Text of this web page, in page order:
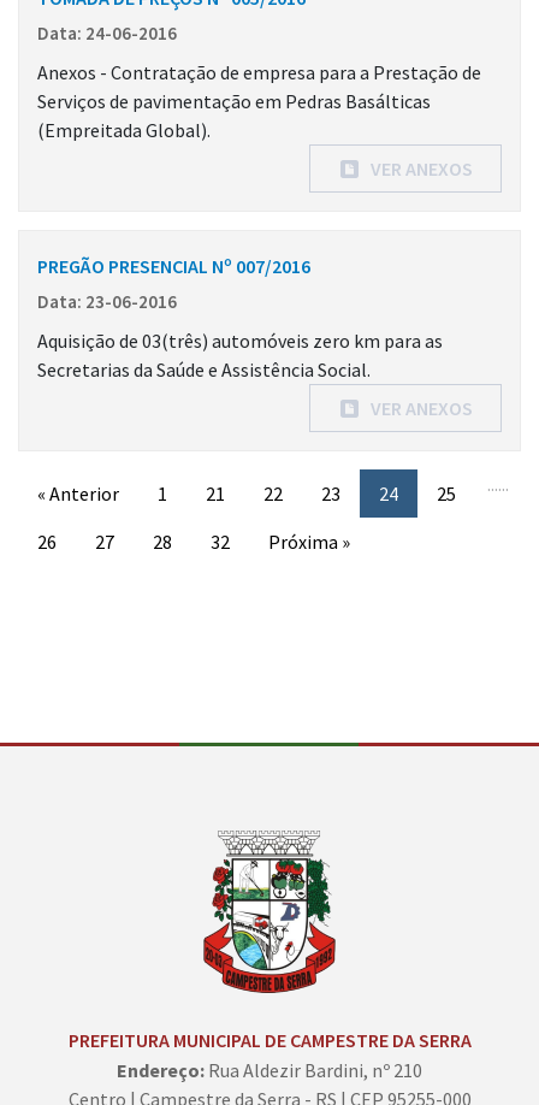
Data: 24-06-2016
Anexos - Contratação de empresa para a Prestação de
Serviços de pavimentação em Pedras Basálticas
(Empreitada Global).
VER ANEXOS
PREGÃO PRESENCIAL Nº 007/2016
Data: 23-06-2016
Aquisição de 03(três) automóveis zero km para as
Secretarias da Saúde e Assistência Social.
VER ANEXOS
« Anterior 1 ...
21 22 23 24
25
26
27 28
...
32
Próxima »
PREFEITURA MUNICIPAL DE CAMPESTRE DA SERRA
Endereço: Rua Aldezir Bardini, nº 210
Centro | Campestre da Serra - RS | CEP 95255-000